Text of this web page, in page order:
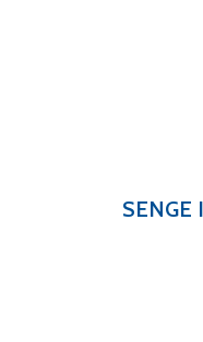
SENGE